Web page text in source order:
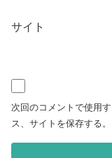
サイト
次回のコメントで使用
ス、サイトを保存する。